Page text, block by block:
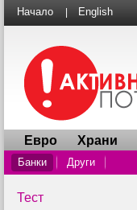
Начало English
Евро Храни
Банки Други
Тест